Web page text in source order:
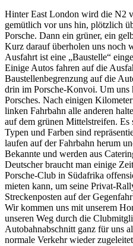
Hinter East London wird die N2
gemütlich vor uns hin, plötzlich
Porsche. Dann ein grüner, ein
Kurz darauf überholen uns noch
Ausfahrt ist eine
Baustelle
Einige Autos fahren auf die
Baustellenbegrenzung auf die
drin im Porsche-Konvoi. Um uns
Porsches. Nach einigen
linken Fahrbahn alle anderen
auf dem grünen Mittelstreifen.
Typen und Farben sind
laufen auf der Fahrbahn herum
Bekannte und werden aus
Deutscher braucht man einige
Porsche-Club in Südafrika
mieten kann, um seine Privat-
Streckenposten auf der
Wir kommen uns mit unserem
unseren Weg durch die
Autobahnabschnitt ganz für uns
normale Verkehr wieder